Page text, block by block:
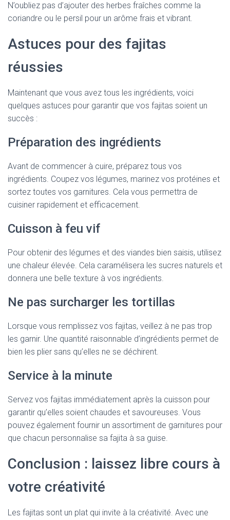
N’oubliez pas d’ajouter des herbes fraîches comme la
coriandre ou le persil pour un arôme frais et vibrant.
Astuces pour des fajitas
réussies
Maintenant que vous avez tous les ingrédients, voici
quelques astuces pour garantir que vos fajitas soient un
succès :
Préparation des ingrédients
Avant de commencer à cuire, préparez tous vos
ingrédients. Coupez vos légumes, marinez vos protéines et
sortez toutes vos garnitures. Cela vous permettra de
cuisiner rapidement et efficacement.
Cuisson à feu vif
Pour obtenir des légumes et des viandes bien saisis, utilisez
une chaleur élevée. Cela caramélisera les sucres naturels et
donnera une belle texture à vos ingrédients.
Ne pas surcharger les tortillas
Lorsque vous remplissez vos fajitas, veillez à ne pas trop
les garnir. Une quantité raisonnable d’ingrédients permet de
bien les plier sans qu’elles ne se déchirent.
Service à la minute
Servez vos fajitas immédiatement après la cuisson pour
garantir qu’elles soient chaudes et savoureuses. Vous
pouvez également fournir un assortiment de garnitures pour
que chacun personnalise sa fajita à sa guise.
Conclusion : laissez libre cours à
votre créativité
Les fajitas sont un plat qui invite à la créativité. Avec une